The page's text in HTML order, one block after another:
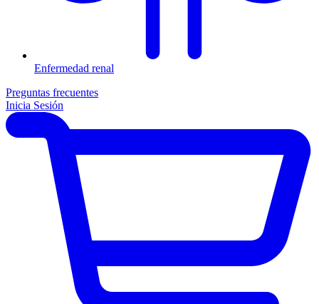
Enfermedad renal
Preguntas frecuentes
Inicia Sesión